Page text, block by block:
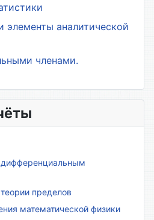
элементы аналитической
членами.
пределов
математической физики